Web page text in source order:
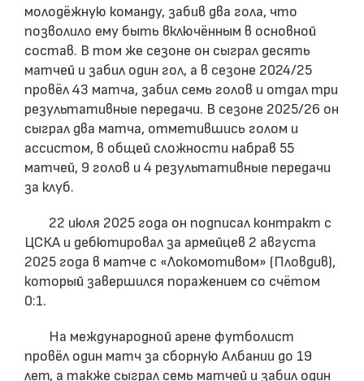
молодёжную команду, забив два гола, что
позволило ему быть включённым в основной
состав. В том же сезоне он сыграл десять
матчей и забил один гол, а в сезоне 2024/25
провёл 43 матча, забил семь голов и отдал три
результативные передачи. В сезоне 2025/26 он
сыграл два матча, отметившись голом и
ассистом, в общей сложности набрав 55
матчей, 9 голов и 4 результативные передачи
за клуб.
22 июля 2025 года он подписал контракт с
ЦСКА и дебютировал за армейцев 2 августа
2025 года в матче с «Локомотивом» (Пловдив),
который завершился поражением со счётом
0:1.
На международной арене футболист
провёл один матч за сборную Албании до 19
лет, а также сыграл семь матчей и забил один